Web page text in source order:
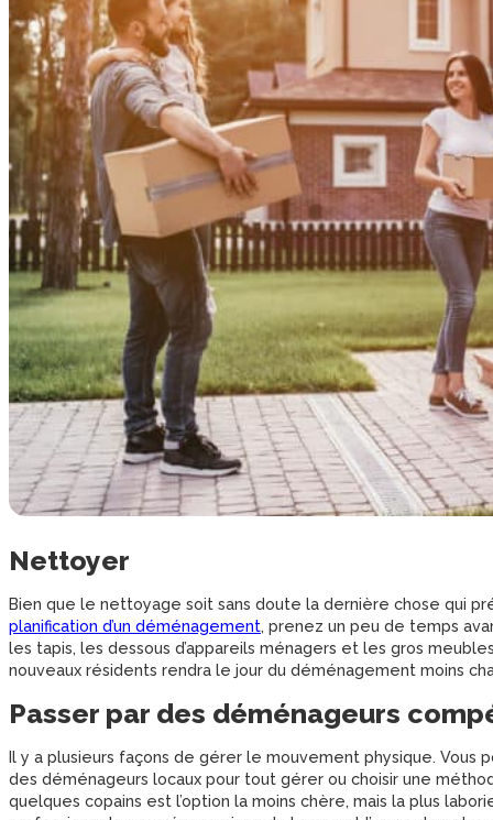
Nettoyer
Bien que le nettoyage soit sans doute la dernière chose qui
planification d’un déménagement, prenez un peu de temps
les tapis, les dessous d’appareils ménagers et les gros
nouveaux résidents rendra le jour du déménagement moins
Passer par des déménageurs
Il y a plusieurs façons de gérer le mouvement physique.
des déménageurs locaux pour tout gérer ou choisir une
quelques copains est l’option la moins chère, mais la plus